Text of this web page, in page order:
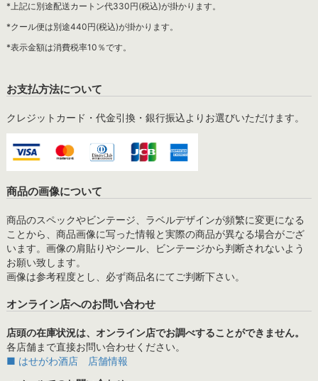
*上記に別途配送カートン代330円(税込)が掛かります。
*クール便は別途440円(税込)が掛かります。
*表示金額は消費税率10％です。
お支払方法について
クレジットカード・代金引換・銀行振込よりお選びいただけます。
商品の画像について
商品のスペックやビンテージ、ラベルデザインが頻繁に変更になる
ことから、商品画像に写った情報と実際の商品が異なる場合がござ
います。画像の肩貼りやシール、ビンテージから判断されないよう
お願い致します。
画像は参考程度とし、必ず商品名にてご判断下さい。
オンライン店へのお問い合わせ
店頭の在庫状況は、オンライン店でお調べすることができません。
各店舗まで直接お問い合わせください。
■ はせがわ酒店 店舗情報